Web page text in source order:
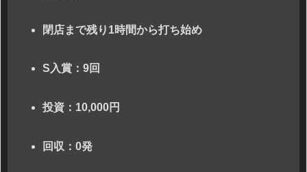
閉店まで残り1時間から打ち始め
S入賞：9回
投資：10,000円
回収：0発